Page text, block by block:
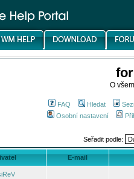
O
FAQ Hledat
Osobní nastavení
Seřadit podle:
E-mail